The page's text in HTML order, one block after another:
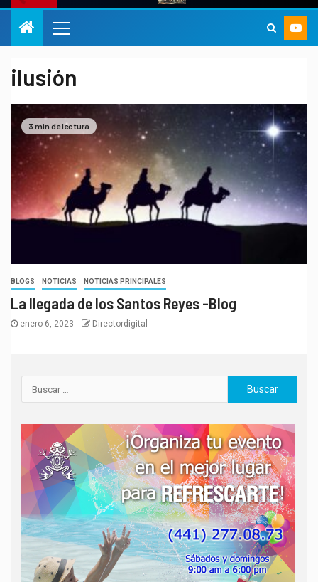
ilusión
3 min de lectura
BLOGS NOTICIAS NOTICIAS PRINCIPALES
La llegada de los Santos Reyes -Blog
enero 6, 2023 Directordigital